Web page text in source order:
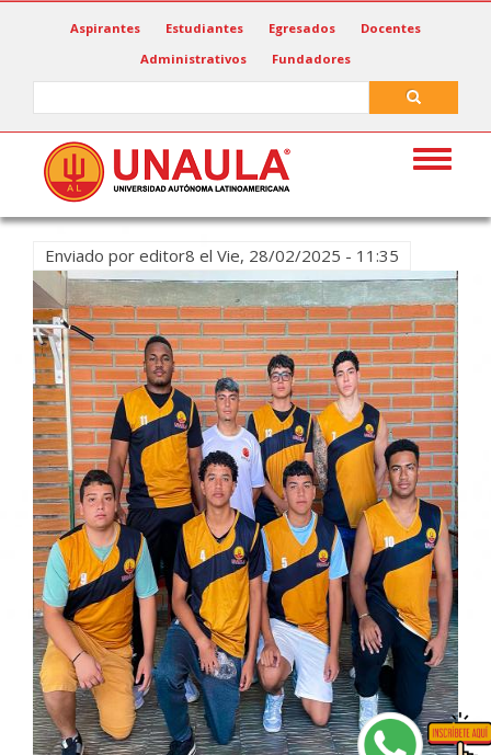
Aspirantes Estudiantes Egresados
Docentes
Administrativos
Fundadores
Toggle
Enviado por editor8 el Vie, 28/02/2025 - 11:35